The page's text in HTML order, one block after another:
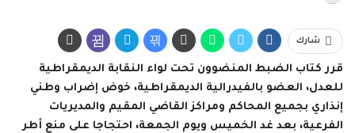
شارك
قرر كتاب الضبط المنضوون تحت لواء النقابة الديمقراطية
للعدل، العضو بالفيدرالية الديمقراطية، خوض إضراب وطني
إنذاري بجميع المحاكم ومراكز القاضي المقيم والمديريات
الفرعية، بعد غد الخميس ويوم الجمعة، احتجاجا على منع أطر